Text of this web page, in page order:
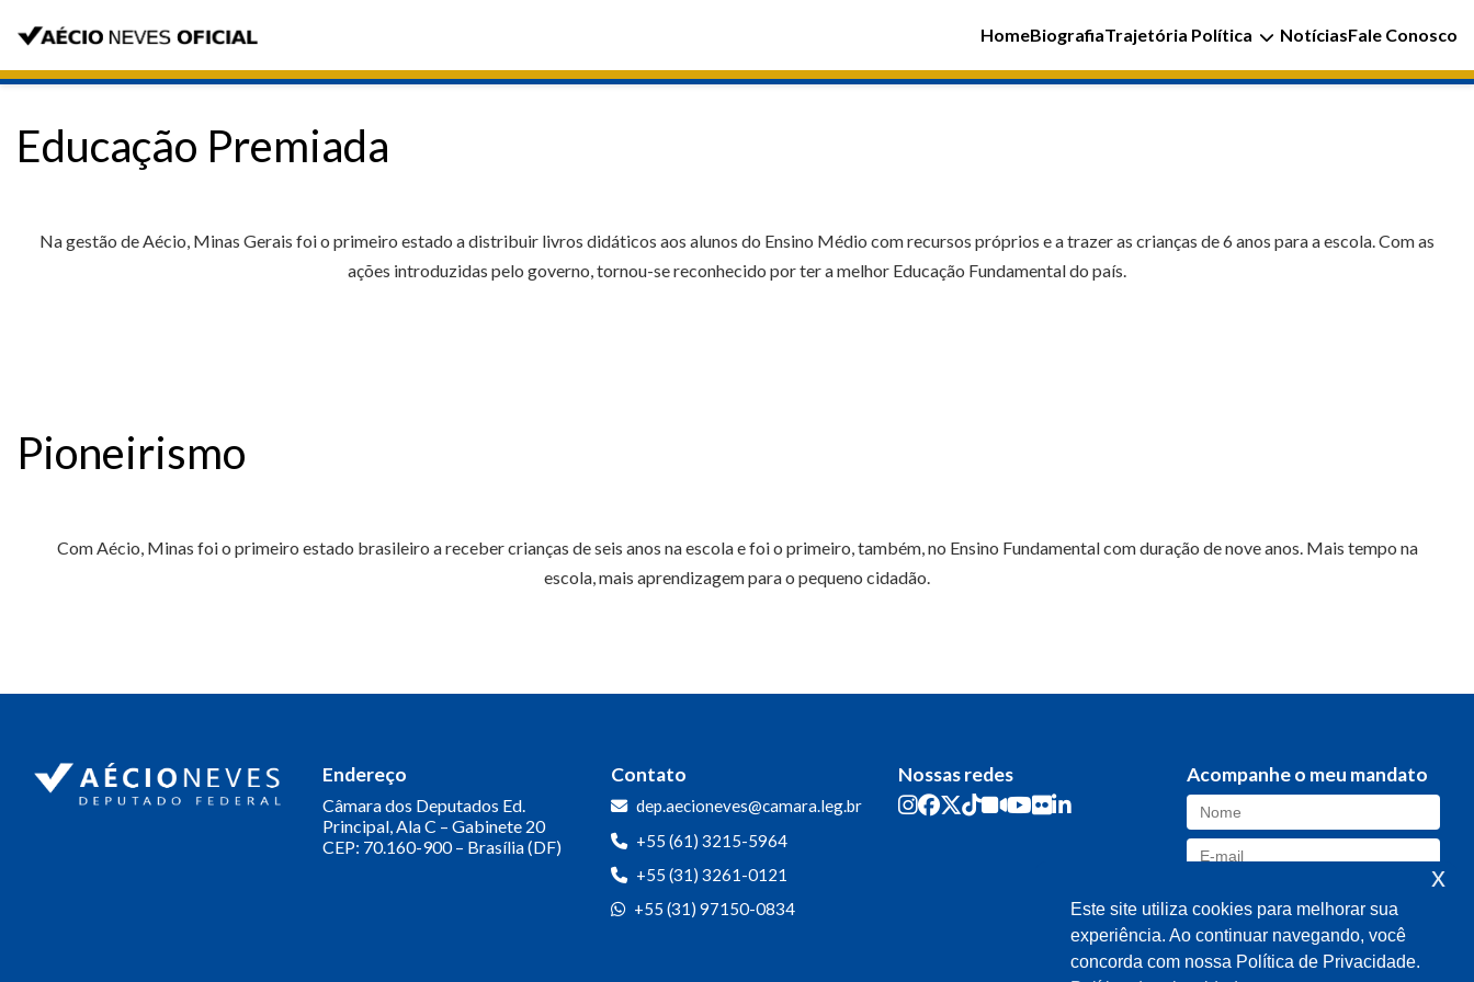
HomeBiografiaTrajetória Política NotíciasFale Conosco
Educação Premiada
Na gestão de Aécio, Minas Gerais foi o primeiro estado a distribuir livros didáticos aos alunos do Ensino Médio com recursos próprios e a trazer as crianças de 6 anos para a escola. Com as
ações introduzidas pelo governo, tornou-se reconhecido por ter a melhor Educação Fundamental do país.
Pioneirismo
Com Aécio, Minas foi o primeiro estado brasileiro a receber crianças de seis anos na escola e foi o primeiro, também, no Ensino Fundamental com duração de nove anos. Mais tempo na
escola, mais aprendizagem para o pequeno cidadão.
Endereço
Câmara dos Deputados Ed.
Principal, Ala C – Gabinete 20
CEP: 70.160-900 – Brasília (DF)
Contato
dep.aecioneves@camara.leg.br
+55 (61) 3215-5964
+55 (31) 3261-0121
+55 (31) 97150-0834
Nossas redes Acompanhe o meu mandato
Este site utiliza cookies para melhorar sua
experiência. Ao continuar navegando, você
concorda com nossa Política de Privacidade.
x